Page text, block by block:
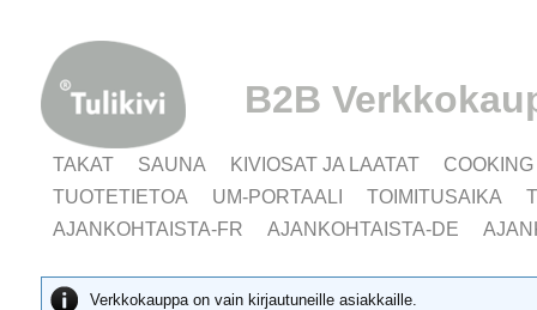
B2B
TAKAT SAUNA KIVIOSAT JA LAATAT
COOKING
TUOTETIETOA
UM-PORTAALI TOIMITUSAIKA
AJANKOHTAISTA-FR
AJANKOHTAISTA-DE
Verkkokauppa on vain kirjautuneille asiakkaille.